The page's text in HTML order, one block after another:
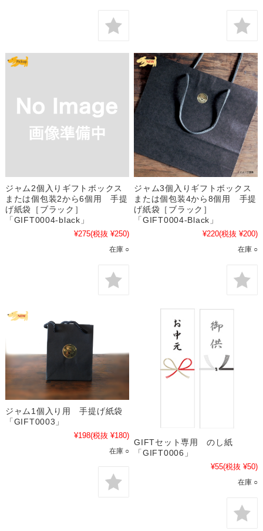
ジャム2個入りギフトボックス
または個包装2から6個用 手提
げ紙袋［ブラック］
「GIFT0004-black」
¥275(税抜 ¥250)
在庫 ○
ジャム3個入りギフトボックス
または個包装4から8個用 手提
げ紙袋［ブラック］
「GIFT0004-Black」
¥220(税抜 ¥200)
在庫 ○
ジャム1個入り用 手提げ紙袋
「GIFT0003」
¥198(税抜 ¥180)
在庫 ○
GIFTセット専用 のし紙
「GIFT0006」
¥55(税抜 ¥50)
在庫 ○